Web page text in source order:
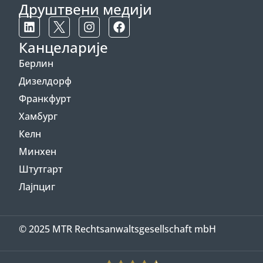
Друштвени медији
Канцеларије
Берлин
Дизелдорф
Франкфурт
Хамбург
Келн
Минхен
Штутгарт
Лајпциг
© 2025 MTR Rechtsanwaltsgesellschaft mbH